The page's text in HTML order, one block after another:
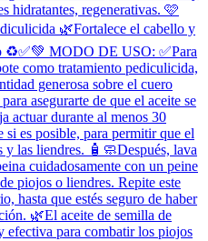
hidratantes, regenerativas. 🩷
🌿Fortalece el cabello y
♻️✅️💚 MODO DE USO: ✅️Para
como tratamiento pediculicida,
generosa sobre el cuero
asegurarte de que el aceite se
actuar durante al menos 30
es posible, para permitir que el
y las liendres. 🧴🧼Después, lava
cuidadosamente con un peine
piojos o liendres. Repite este
hasta que estés seguro de haber
🌿El aceite de semilla de
efectiva para combatir los piojos